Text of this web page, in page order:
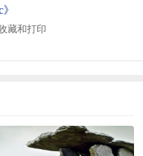
藏和打印